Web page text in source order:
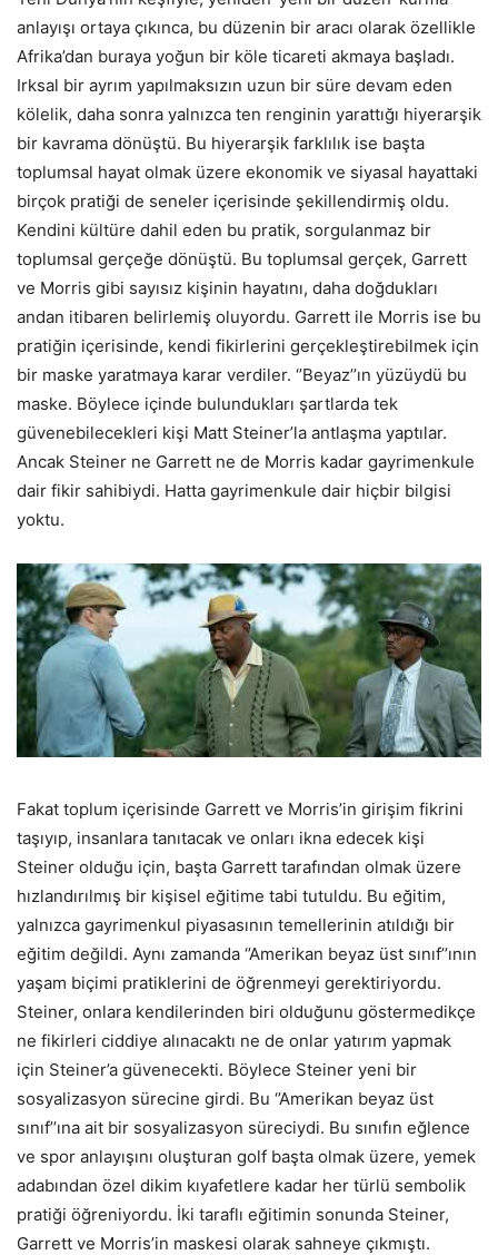
anlayışı ortaya çıkınca, bu düzenin bir aracı olarak özellikle
Afrika’dan buraya yoğun bir köle ticareti akmaya başladı.
Irksal bir ayrım yapılmaksızın uzun bir süre devam eden
kölelik, daha sonra yalnızca ten renginin yarattığı hiyerarşik
bir kavrama dönüştü. Bu hiyerarşik farklılık ise başta
toplumsal hayat olmak üzere ekonomik ve siyasal hayattaki
birçok pratiği de seneler içerisinde şekillendirmiş oldu.
Kendini kültüre dahil eden bu pratik, sorgulanmaz bir
toplumsal gerçeğe dönüştü. Bu toplumsal gerçek, Garrett
ve Morris gibi sayısız kişinin hayatını, daha doğdukları
andan itibaren belirlemiş oluyordu. Garrett ile Morris ise bu
pratiğin içerisinde, kendi fikirlerini gerçekleştirebilmek için
bir maske yaratmaya karar verdiler. ‘’Beyaz’’ın yüzüydü bu
maske. Böylece içinde bulundukları şartlarda tek
güvenebilecekleri kişi Matt Steiner’la antlaşma yaptılar.
Ancak Steiner ne Garrett ne de Morris kadar gayrimenkule
dair fikir sahibiydi. Hatta gayrimenkule dair hiçbir bilgisi
yoktu.
Fakat toplum içerisinde Garrett ve Morris’in girişim fikrini
taşıyıp, insanlara tanıtacak ve onları ikna edecek kişi
Steiner olduğu için, başta Garrett tarafından olmak üzere
hızlandırılmış bir kişisel eğitime tabi tutuldu. Bu eğitim,
yalnızca gayrimenkul piyasasının temellerinin atıldığı bir
eğitim değildi. Aynı zamanda ‘’Amerikan beyaz üst sınıf’’ının
yaşam biçimi pratiklerini de öğrenmeyi gerektiriyordu.
Steiner, onlara kendilerinden biri olduğunu göstermedikçe
ne fikirleri ciddiye alınacaktı ne de onlar yatırım yapmak
için Steiner’a güvenecekti. Böylece Steiner yeni bir
sosyalizasyon sürecine girdi. Bu ‘’Amerikan beyaz üst
sınıf’’ına ait bir sosyalizasyon süreciydi. Bu sınıfın eğlence
ve spor anlayışını oluşturan golf başta olmak üzere, yemek
adabından özel dikim kıyafetlere kadar her türlü sembolik
pratiği öğreniyordu. İki taraflı eğitimin sonunda Steiner,
Garrett ve Morris’in maskesi olarak sahneye çıkmıştı.